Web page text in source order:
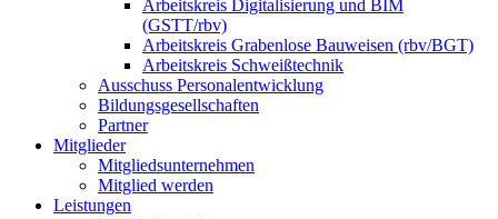
Arbeitskreis Digitalisierung und BIM
(GSTT/rbv)
Arbeitskreis Grabenlose Bauweisen (rbv/BGT)
Arbeitskreis Schweißtechnik
Ausschuss Personalentwicklung
Bildungsgesellschaften
Partner
Mitglieder
Mitgliedsunternehmen
Mitglied werden
Leistungen